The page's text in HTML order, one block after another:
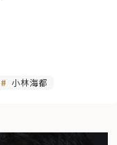
小林海都